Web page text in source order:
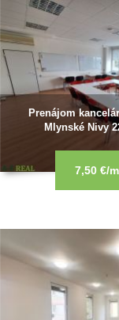
Prenájom
Mlynské Nivy
7,50 €/